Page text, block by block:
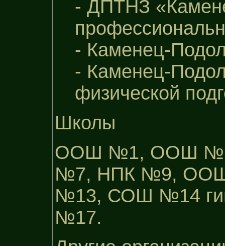
- ДПТНЗ
- Каменец-
- Каменец-
физической
Школы
ООШ №1, ООШ
№7, НПК №9,
№13, СОШ №14
№17.